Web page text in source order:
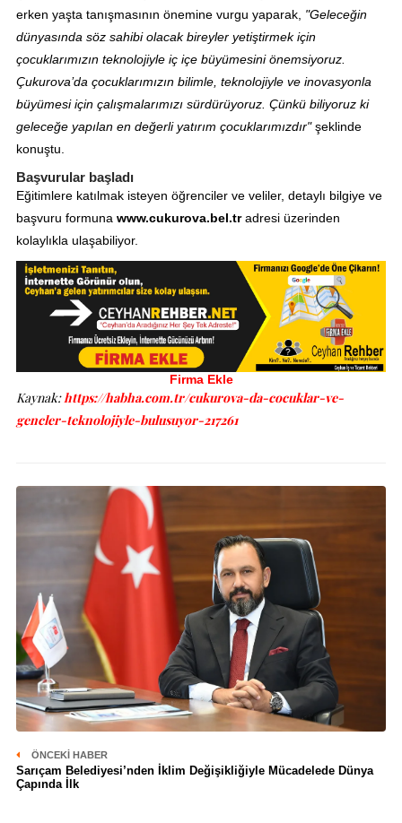
erken yaşta tanışmasının önemine vurgu yaparak, "Geleceğin
dünyasında söz sahibi olacak bireyler yetiştirmek için
çocuklarımızın teknolojiyle iç içe büyümesini önemsiyoruz.
Çukurova’da çocuklarımızın bilimle, teknolojiyle ve inovasyonla
büyümesi için çalışmalarımızı sürdürüyoruz. Çünkü biliyoruz ki
geleceğe yapılan en değerli yatırım çocuklarımızdır"şeklinde
konuştu.
Başvurular başladı
Eğitimlere katılmak isteyen öğrenciler ve veliler, detaylı bilgiye ve
başvuru formuna www.cukurova.bel.tradresi üzerinden
kolaylıkla ulaşabiliyor.
Firma Ekle
Kaynak: https://habha.com.tr/cukurova-da-cocuklar-ve-
gencler-teknolojiyle-bulusuyor-217261
ÖNCEKI HABER
Sarıçam Belediyesi’nden İklim Değişikliğiyle Mücadelede Dünya
Çapında İlk